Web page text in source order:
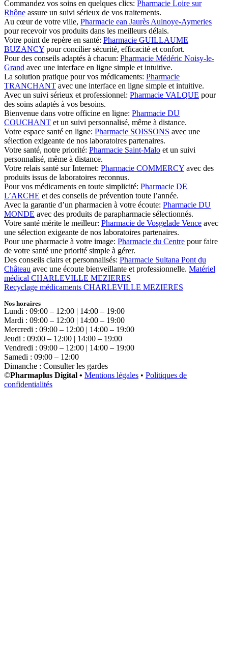
Commandez vos soins en quelques clics: Pharmacie Loire sur
Rhône assure un suivi sérieux de vos traitements.
Au cœur de votre ville, Pharmacie ean Jaurès Aulnoye-Aymeries
pour recevoir vos produits dans les meilleurs délais.
Votre point de repère en santé: Pharmacie GUILLAUME
BUZANCY pour concilier sécurité, efficacité et confort.
Pour des conseils adaptés à chacun: Pharmacie Médéric Noisy-le-
Grand avec une interface en ligne simple et intuitive.
La solution pratique pour vos médicaments: Pharmacie
TRANCHANT avec une interface en ligne simple et intuitive.
Avec un suivi sérieux et professionnel: Pharmacie VALQUE pour
des soins adaptés à vos besoins.
Bienvenue dans votre officine en ligne: Pharmacie DU
COUCHANT et un suivi personnalisé, même à distance.
Votre espace santé en ligne: Pharmacie SOISSONS avec une
sélection exigeante de nos laboratoires partenaires.
Votre santé, notre priorité: Pharmacie Saint-Malo et un suivi
personnalisé, même à distance.
Votre relais santé sur Internet: Pharmacie COMMERCY avec des
produits issus de laboratoires reconnus.
Pour vos médicaments en toute simplicité: Pharmacie DE
L’ARCHE et des conseils de prévention toute l’année.
Avec la garantie d’un pharmacien à votre écoute: Pharmacie DU
MONDE avec des produits de parapharmacie sélectionnés.
Votre santé mérite le meilleur: Pharmacie de Vosgelade Vence avec
une sélection exigeante de nos laboratoires partenaires.
Pour une pharmacie à votre image: Pharmacie du Centre pour faire
de votre santé une priorité simple à gérer.
Des conseils clairs et personnalisés: Pharmacie Sultana Pont du
Château avec une écoute bienveillante et professionnelle. Matériel
médical CHARLEVILLE MEZIERES
Recyclage médicaments CHARLEVILLE MEZIERES
Nos horaires
Lundi : 09:00 – 12:00 | 14:00 – 19:00
Mardi : 09:00 – 12:00 | 14:00 – 19:00
Mercredi : 09:00 – 12:00 | 14:00 – 19:00
Jeudi : 09:00 – 12:00 | 14:00 – 19:00
Vendredi : 09:00 – 12:00 | 14:00 – 19:00
Samedi : 09:00 – 12:00
Dimanche : Consulter les gardes
©Pharmaplus Digital • Mentions légales • Politiques de
confidentialités